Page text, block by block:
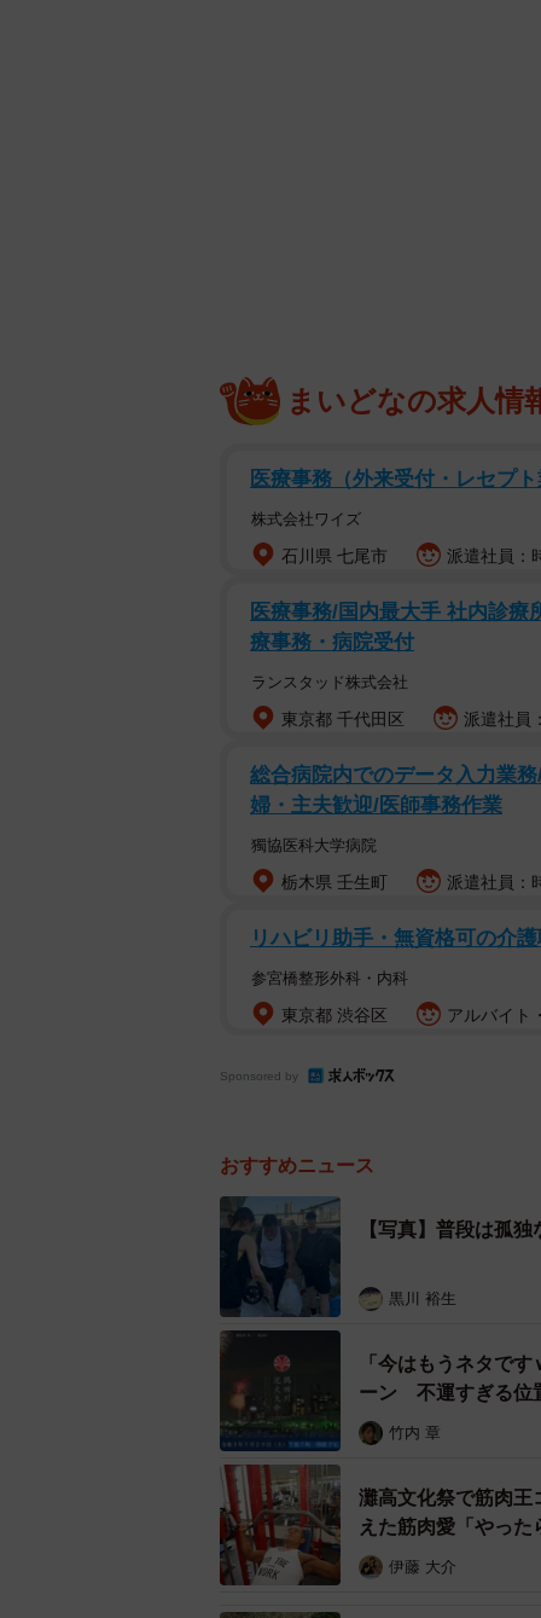
まいどなの求人情
医療事務（外来受付・レセプ
株式会社ワイズ
石川県 七尾市 派遣社員：
医療事務/国内最大手 社内診
療事務・病院受付
ランスタッド株式会社
東京都 千代田区 派遣社員
総合病院内でのデータ入力業
婦・主夫歓迎/医師事務作業
獨協医科大学病院
栃木県 壬生町 派遣社員：
リハビリ助手・無資格可の介
参宮橋整形外科・内科
東京都 渋谷区 アルバイト
Sponsored by
おすすめニュース
【写真】普段は孤
黒川 裕生
「今はもうネタで
ーン 不運すぎる位
竹内 章
灘高文化祭で筋肉
えた筋肉愛「やっ
伊藤 大介